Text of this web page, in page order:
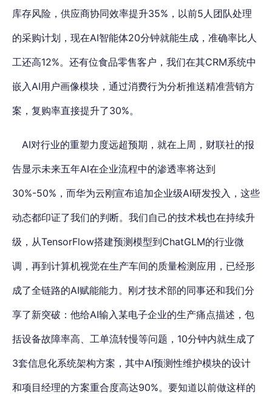
库存风险，供应商协同效率提升35%，以前5人团队处理
的采购计划，现在AI智能体20分钟就能生成，准确率比人
工还高12%。还有位食品零售客户，我们在其CRM系统中
嵌入AI用户画像模块，通过消费行为分析推送精准营销方
案，复购率直接提升了30%。
AI对行业的重塑力度远超预期，就在上周，财联社的报
告显示未来五年AI在企业流程中的渗透率将达到
30%-50%，而华为云刚宣布追加企业级AI研发投入，这些
动态都印证了我们的判断。我们自己的技术栈也在持续升
级，从TensorFlow搭建预测模型到ChatGLM的行业微
调，再到计算机视觉在生产车间的质量检测应用，已经形
成了全链路的AI赋能能力。刚才技术部的同事还和我们分
享了新突破：他给AI输入某电子企业的生产痛点描述，包
括设备故障率高、工单流转慢等问题，10分钟内就生成了
3套信息化系统架构方案，其中AI预测性维护模块的设计
和项目经理的方案重合度高达90%。要知道以前做这样的